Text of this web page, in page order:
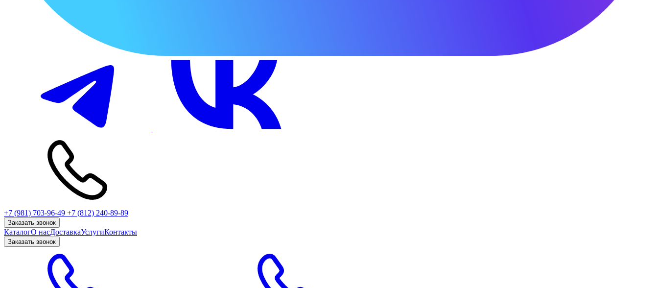
+7 (981) 703-96-49 +7 (812) 240-89-89
Заказать звонок
КаталогО насДоставкаУслугиКонтакты
Заказать звонок